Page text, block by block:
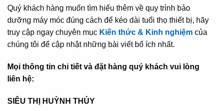
Quý khách hàng muốn tìm hiểu thêm về quy trình bảo
dưỡng máy móc đúng cách để kéo dài tuổi thọ thiết bị, hãy
truy cập ngay chuyên mục Kiến thức & Kinh nghiệm của
chúng tôi để cập nhật những bài viết bổ ích nhất.
Mọi thông tin chi tiết và đặt hàng quý khách vui lòng
liên hệ:
SIÊU THỊ HUỲNH THỦY